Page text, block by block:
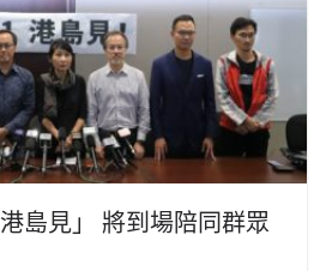
島見」 將到場陪同群眾